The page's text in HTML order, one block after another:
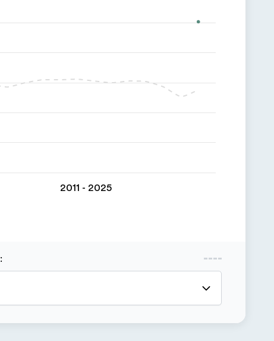
2011 - 2025
: